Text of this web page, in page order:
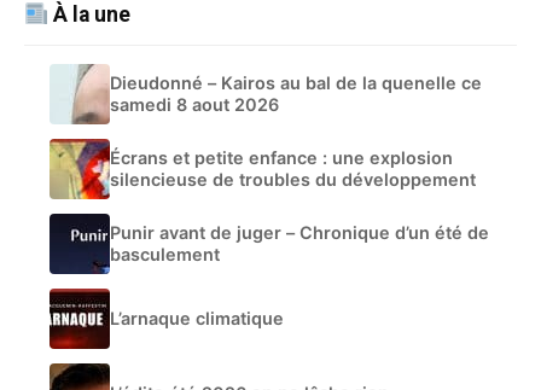
À la une
Dieudonné – Kairos au bal de la quenelle ce
samedi 8 aout 2026
Écrans et petite enfance : une explosion
silencieuse de troubles du développement
Punir avant de juger – Chronique d’un été de
basculement
L’arnaque climatique